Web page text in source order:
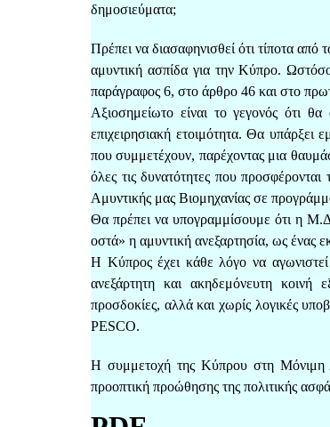
δημοσιεύματα;
Πρέπει να διασαφηνισθεί ότι τίποτα
αμυντική ασπίδα για την Κύπρο.
παράγραφος 6, στο άρθρο 46 και στο
Αξιοσημείωτο είναι το γεγονός ότι
επιχειρησιακή ετοιμότητα. Θα
που συμμετέχουν, παρέχοντας μια
όλες τις δυνατότητες που
Αμυντικής μας Βιομηχανίας σε
Θα πρέπει να υπογραμμίσουμε ότι η
οστά» η αμυντική ανεξαρτησία, ως
Η Κύπρος έχει κάθε λόγο να
ανεξάρτητη και ακηδεμόνευτη κοινή
προσδοκίες, αλλά και χωρίς λογικές
PESCO.
Η συμμετοχή της Κύπρου στη Μόνιμη
προοπτική προώθησης της πολιτικής